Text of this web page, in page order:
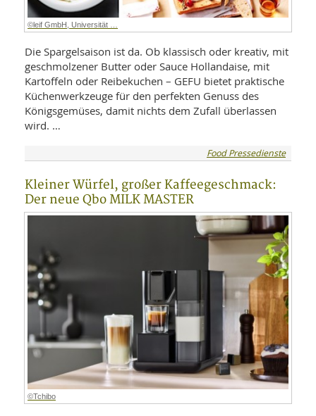
©leif GmbH, Universität …
Die Spargelsaison ist da. Ob klassisch oder kreativ, mit
geschmolzener Butter oder Sauce Hollandaise, mit
Kartoffeln oder Reibekuchen – GEFU bietet praktische
Küchenwerkzeuge für den perfekten Genuss des
Königsgemüses, damit nichts dem Zufall überlassen
wird. …
Food Pressedienste
Kleiner Würfel, großer Kaffeegeschmack:
Der neue Qbo MILK MASTER
©Tchibo